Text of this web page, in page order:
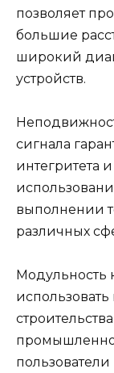
позволяет
большие
широкий
устройств.
сигнала
интегритета
выполнении
различных
Модульность
использовать